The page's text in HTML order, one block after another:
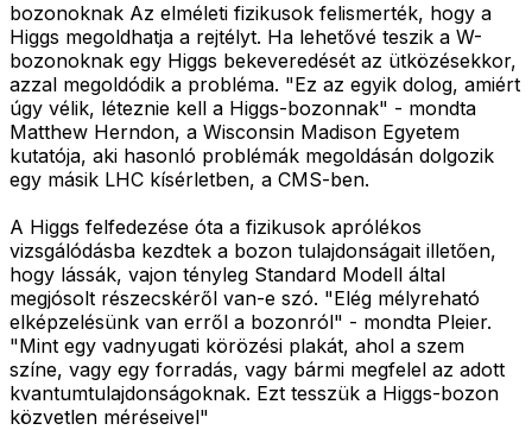
bozonoknak Az elméleti fizikusok felismerték, hogy a
Higgs megoldhatja a rejtélyt. Ha lehetővé teszik a W-
bozonoknak egy Higgs bekeveredését az ütközésekkor,
azzal megoldódik a probléma. "Ez az egyik dolog, amiért
úgy vélik, léteznie kell a Higgs-bozonnak" - mondta
Matthew Herndon, a Wisconsin Madison Egyetem
kutatója, aki hasonló problémák megoldásán dolgozik
egy másik LHC kísérletben, a CMS-ben.
A Higgs felfedezése óta a fizikusok aprólékos
vizsgálódásba kezdtek a bozon tulajdonságait illetően,
hogy lássák, vajon tényleg Standard Modell által
megjósolt részecskéről van-e szó. "Elég mélyreható
elképzelésünk van erről a bozonról" - mondta Pleier.
"Mint egy vadnyugati körözési plakát, ahol a szem
színe, vagy egy forradás, vagy bármi megfelel az adott
kvantumtulajdonságoknak. Ezt tesszük a Higgs-bozon
közvetlen méréseivel"